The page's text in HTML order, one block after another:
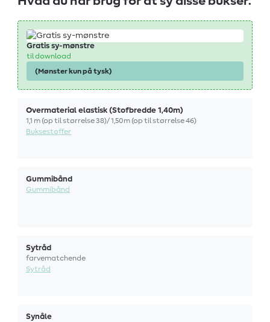
Gratis sy-mønstre
til download
(Mønster kun på tysk)
Overmaterial elastisk (Stofbredde 1,40m)
1,1 m (op til størrelse 38)/ 1,50m (op til størrelse 46)
Buksestoffer
Gummibånd
Gummibånd
Sytråd
farvematchende
Sytråd
Synåle